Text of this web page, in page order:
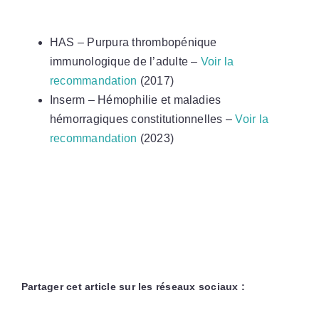
HAS – Purpura thrombopénique
immunologique de l’adulte – Voir la
recommandation (2017)
Inserm – Hémophilie et maladies
hémorragiques constitutionnelles –Voir la
recommandation (2023)
Partager cet article sur les réseaux sociaux :